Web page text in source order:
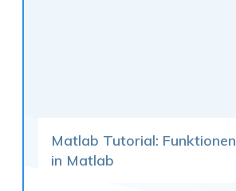
Matlab Tutorial: Funktionen
in Matlab